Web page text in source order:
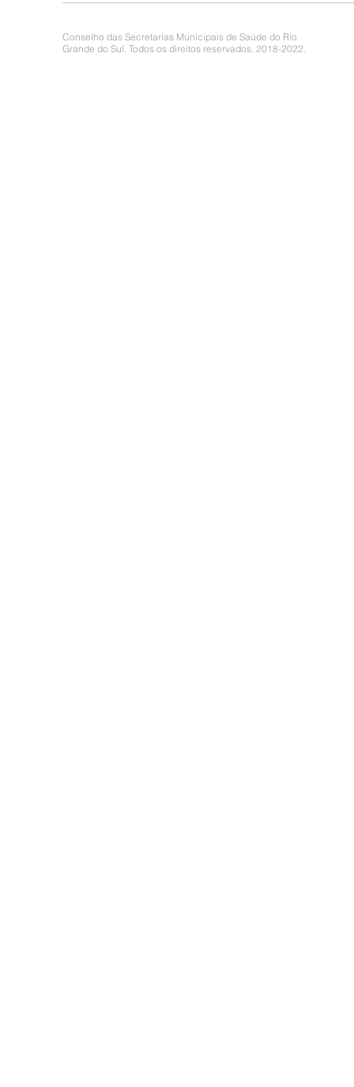
Conselho das Secretarias Municipais de Saúde do Rio
Grande do Sul. Todos os direitos reservados. 2018-2022.